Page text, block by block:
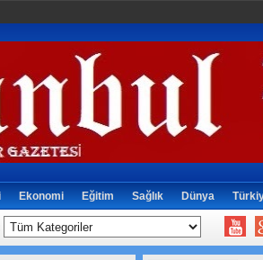
Ekonomi Eğitim Sağlık Dünya